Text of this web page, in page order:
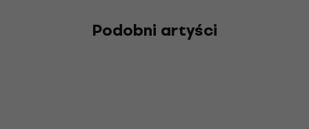
Podobni artyści